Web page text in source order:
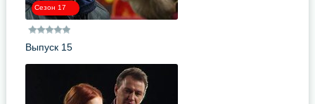
Сезон 17
Выпуск 15